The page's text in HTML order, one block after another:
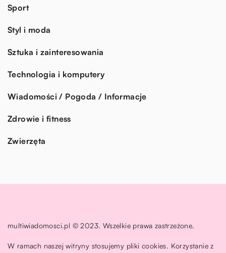
Sport
Styl i moda
Sztuka i zainteresowania
Technologia i komputery
Wiadomości / Pogoda / Informacje
Zdrowie i fitness
Zwierzęta
multiwiadomosci.pl © 2023. Wszelkie prawa zastrzeżone.
W ramach naszej witryny stosujemy pliki cookies. Korzystanie z